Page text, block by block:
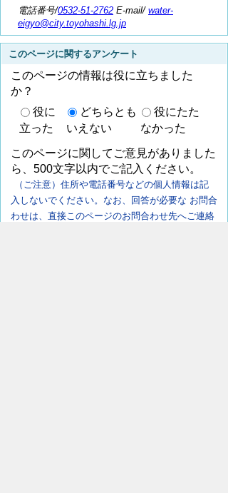
電話番号/0532-51-2762 E-mail/ water-
eigyo@city.toyohashi.lg.jp
このページに関するアンケート
このページの情報は役に立ちました
か？
役に
立った
どちらとも
いえない
役にたた
なかった
このページに関してご意見がありました
ら、500文字以内でご記入ください。
（ご注意）住所や電話番号などの個人情報は記
入しないでください。なお、回答が必要な お問合
わせは、直接このページのお問合わせ先へご連絡